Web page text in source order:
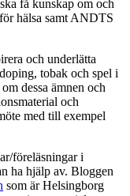
få kunskap om och
hälsa samt ANDTS
och underlätta
tobak och spel i
dessa ämnen och
och
med till exempel
föreläsningar i
ha hjälp av. Bloggen
som är Helsingborg